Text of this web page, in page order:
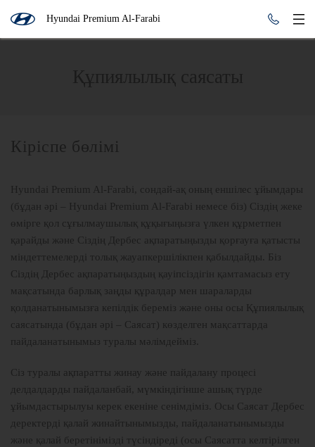
Hyundai Premium Al-Farabi
Кіріспе бөлімі
Hyundai Premium Al-Farabi, сондай-ақ оның еншілес ұйымдары
(бұдан әрі – Hyundai Premium Al-Farabi немесе біз) Сіздің жеке
өмірге қол сұғылмаушылық құқығыңызға үлкен құрметпен
қарайды және Сіздің Дербес ақпаратыңызды қорғауға қатысты
міндеттемелерді толық жауапкершілікпен қабылдайды. Біз
Сіздің Дербес ақпаратыңыздың қауіпсіздігін қамтамасыз ету
мақсатында барлық заңды құралдар мен шараларды
қолданатынымызға кепілдік береміз және оны осы Құпиялылық
саясатында (бұдан әрі – Саясат) көзделген мақсаттарда
пайдаланатынымыз туралы мәлімдейміз.
Сіз туралы ақпаратты жинау және пайдалану процесі
делдалдарды пайдаланбай, мүмкіндігінше ашық түрде
ұйымдастырылуы керек екеніне сенімдіміз. Осы Саясат Дербес
деректерді қалай жинайтынымызды, пайдаланатынымызды
және қалай беретінімізді түсіндіреді (осы Саясатта келтірілген